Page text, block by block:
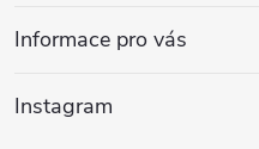
p
a
Informace pro vás
Instagram